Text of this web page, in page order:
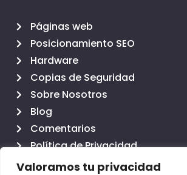
Valoramos tu privacidad
Páginas web
Posicionamiento SEO
Hardware
Copias de Seguridad
Sobre Nosotros
Blog
Comentarios
Política de Privacidad
Política de Cookies